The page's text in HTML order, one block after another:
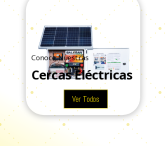
Conoce Nuestras
Cercas Eléctricas
Ver Todos